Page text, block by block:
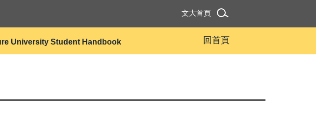
University Student Handbook
文大首頁
回首頁